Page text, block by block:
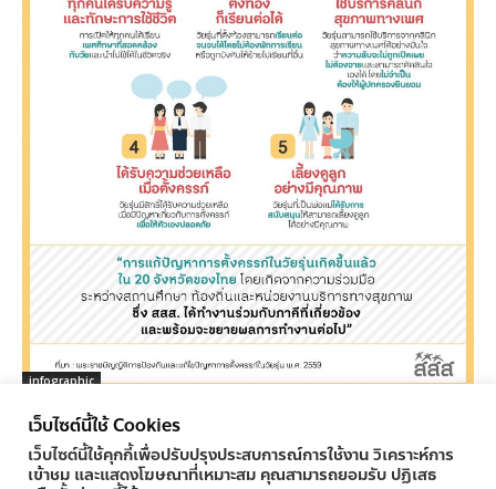
infographic
เยาวชนได้อะไรจาก พ.ร.บ.การตั้งครรภ์ในวัยรุ่น
ครูทูเดย์ ข่าวการศึกษา - 04/11/2016
เว็บไซต์นี้ใช้ Cookies
เว็บไซต์นี้ใช้คุกกี้เพื่อปรับปรุงประสบการณ์การใช้งาน วิเคราะห์การ
เข้าชม และแสดงโฆษณาที่เหมาะสม คุณสามารถยอมรับ ปฏิเสธ